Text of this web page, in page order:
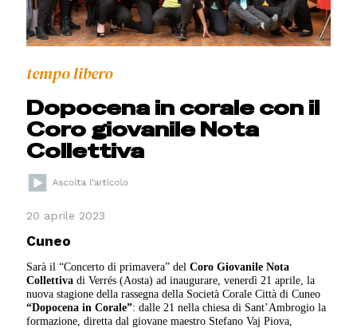
tempo libero
Dopocena in corale con il
Coro giovanile Nota
Collettiva
20 aprile 2023
Cuneo
Sarà il “Concerto di primavera” delCoro Giovanile Nota
Collettiva di Verrés (Aosta) ad inaugurare, venerdì 21 aprile, la
nuova stagione della rassegna della Società Corale Città di Cuneo
“Dopocena in Corale”: dalle 21 nella chiesa di Sant’Ambrogio la
formazione, diretta dal giovane maestro Stefano Vaj Piova,